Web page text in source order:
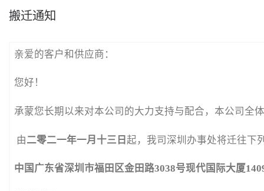
搬迁通知
亲爱的客户和供应商：
您好！
承蒙您长期以来对本公司的大力支持与配合，本公司全
由二零二一年一月十三日 起，我司深圳办事处将迁往下
中国广东省深圳市福田区金田路3038号现代国际大厦